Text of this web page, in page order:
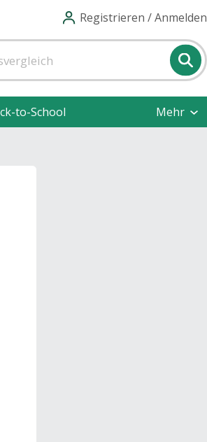
Registrieren / Anmelden
to-School Mehr